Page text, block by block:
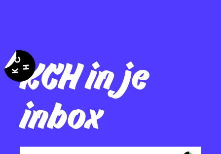
KCH in je
inbox